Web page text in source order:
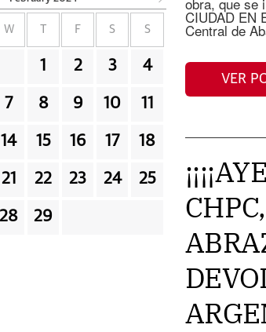
CIUDAD EN
Central de
VER
W F S S
1 2 3 4
7 8 9 10 11
14 15 16 17 18
21 22 23 24 25
28 29